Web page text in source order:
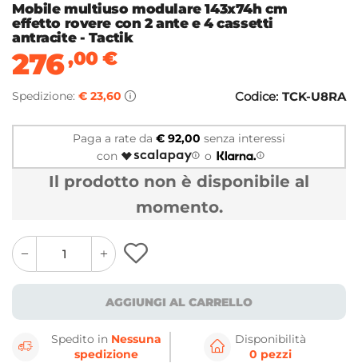
Mobile multiuso modulare 143x74h cm
effetto rovere con 2 ante e 4 cassetti
antracite - Tactik
276,00€
Spedizione: € 23,60 Codice: TCK-U8RA
Paga a rate da € 92,00 senza interessi
con
o
Il prodotto non è disponibile al
momento.
quantity
button
quantity
minus
button
AGGIUNGI AL CARRELLO
Spedito in Nessuna
spedizione
Disponibilità
0 pezzi